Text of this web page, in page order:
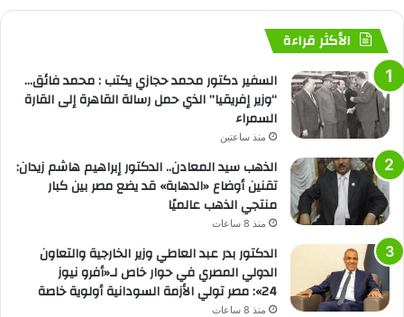
الأكثر قراءة
السفير دكتور محمد حجازي يكتب : محمد فائق…
“وزير إفريقيا” الذي حمل رسالة القاهرة إلى القارة
السمراء
منذ ساعتين
الذهب سيد المعادن.. الدكتور إبراهيم هاشم زيدان:
تقنين أوضاع «الدهابة» قد يضع مصر بين كبار
منتجي الذهب عالميًا
منذ 8 ساعات
الدكتور بدر عبد العاطي وزير الخارجية والتعاون
الدولي المصري في حوار خاص لـ«أفرو نيوز
24»: مصر تولي الأزمة السودانية أولوية خاصة
منذ 8 ساعات